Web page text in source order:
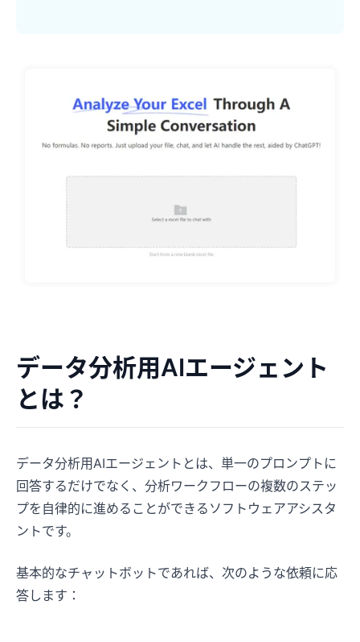
データ分析用AIエージェント
とは？
データ分析用AIエージェントとは、単一のプロンプトに
回答するだけでなく、分析ワークフローの複数のステッ
プを自律的に進めることができるソフトウェアアシスタ
ントです。
基本的なチャットボットであれば、次のような依頼に応
答します：